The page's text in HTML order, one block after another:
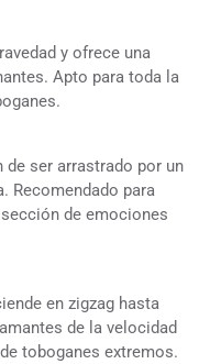
y ofrece una
Apto para toda la
ser arrastrado por un
Recomendado para
de emociones
en zigzag hasta
de la velocidad
toboganes extremos.